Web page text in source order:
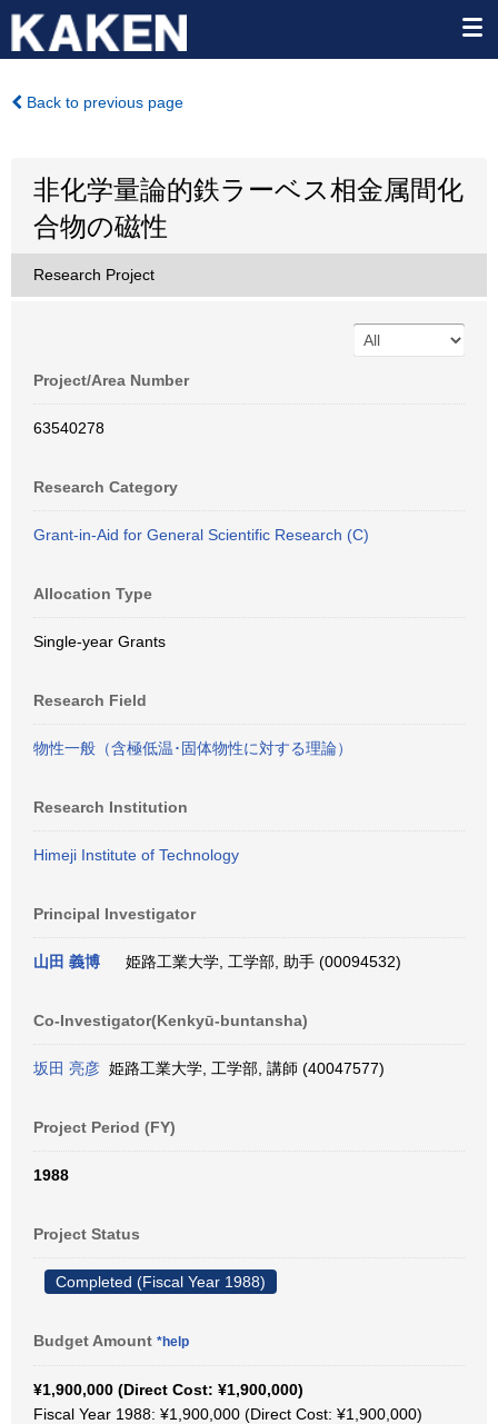
Back to previous page
非化学量論的鉄ラーベス相金属間化
合物の磁性
Research Project
Project/Area Number
63540278
Research Category
Grant-in-Aid for General Scientific Research (C)
Allocation Type
Single-year Grants
Research Field
物性一般（含極低温･固体物性に対する理論）
Research Institution
Himeji Institute of Technology
Principal Investigator
山田 義博 姫路工業大学, 工学部, 助手 (00094532)
Co-Investigator(Kenkyū-buntansha)
坂田 亮彦 姫路工業大学, 工学部, 講師 (40047577)
Project Period (FY)
1988
Project Status
Completed (Fiscal Year 1988)
Budget Amount *help
¥1,900,000 (Direct Cost: ¥1,900,000)
Fiscal Year 1988: ¥1,900,000 (Direct Cost: ¥1,900,000)